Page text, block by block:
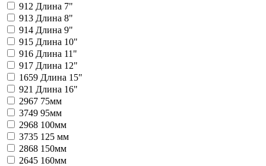
912 Длина 7"
913 Длина 8"
914 Длина 9"
915 Длина 10"
916 Длина 11"
917 Длина 12"
1659 Длина 15"
921 Длина 16"
2967 75мм
3749 95мм
2968 100мм
3735 125 мм
2868 150мм
2645 160мм